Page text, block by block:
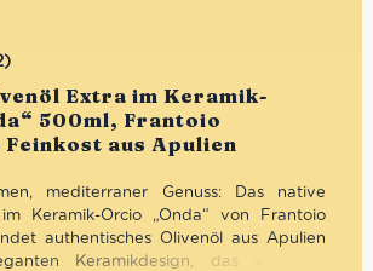
Extra im Keramik-
500ml, Frantoio
Feinkost aus Apulien
mediterraner Genuss: Das native
Keramik-Orcio „Onda“ von Frantoio
authentisches Olivenöl aus Apulien
Keramikdesign, das von der